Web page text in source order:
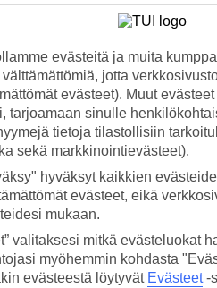
evästeitä ja muita
jotta
evästeet). Muut
tarjoamaan sinulle
tietoja tilastollisiin
sekä markkinointievästeet).
hyväksyt kaikkien
evästeet, eikä
mukaan.
valitaksesi mitkä evästeluokat
myöhemmin kohdasta
evästeestä löytyvät Evästeet-